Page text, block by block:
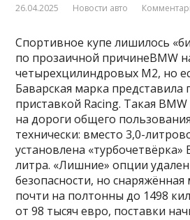
26.04.2025 Новости авто
Спортивное купе лишилось
по прозаичной причинеBMW
четырехцилиндровых M2, но
Баварская марка представила
приставкой Racing. Такая
на дороги общего
технически: вместо 3,0-
установлена
литра. «Лишние» опции
безопасности, но снаряжённая
почти на полтонны до 1498
от 98 тысяч евро, поставки